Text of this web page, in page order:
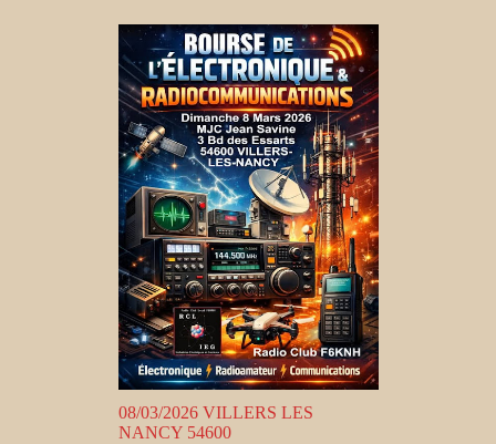
08/03/2026 VILLERS LES
NANCY 54600